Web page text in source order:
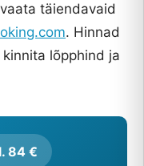
täiendavaid
. Hinnad
lõpphind ja
84 €